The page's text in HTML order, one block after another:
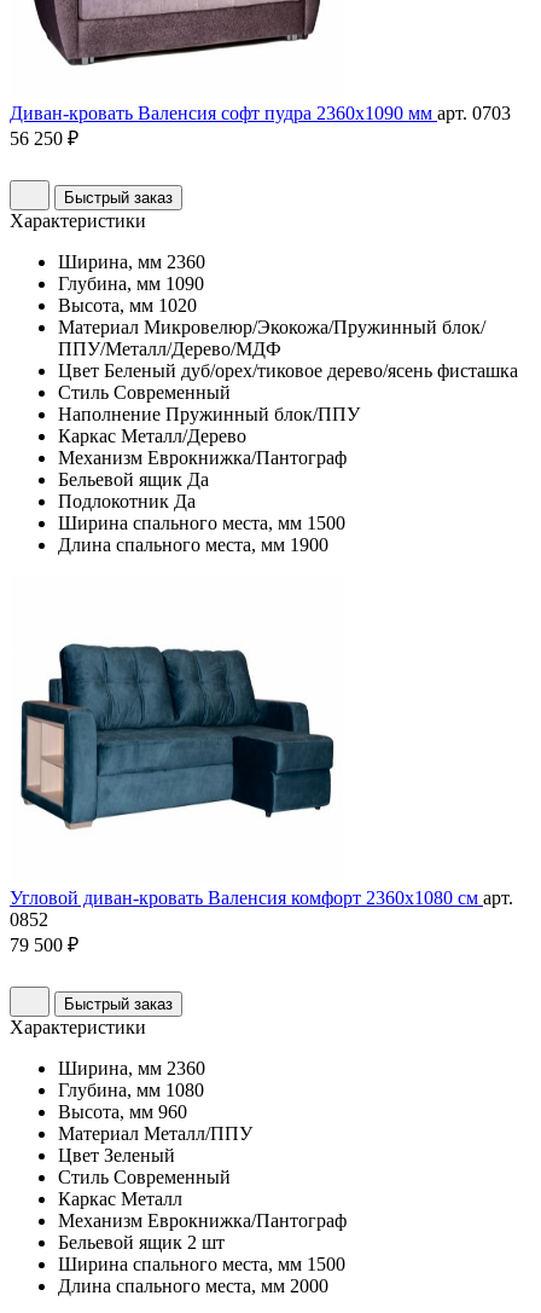
Диван-кровать Валенсия софт пудра 2360х1090 мм арт. 0703
56 250 ₽
Быстрый заказ
Характеристики
Ширина, мм 2360
Глубина, мм 1090
Высота, мм 1020
Материал Микровелюр/Экокожа/Пружинный блок/
ППУ/Металл/Дерево/МДФ
Цвет Беленый дуб/орех/тиковое дерево/ясень фисташка
Стиль Современный
Наполнение Пружинный блок/ППУ
Каркас Металл/Дерево
Механизм Еврокнижка/Пантограф
Бельевой ящик Да
Подлокотник Да
Ширина спального места, мм 1500
Длина спального места, мм 1900
Угловой диван-кровать Валенсия комфорт 2360х1080 см арт.
0852
79 500 ₽
Быстрый заказ
Характеристики
Ширина, мм 2360
Глубина, мм 1080
Высота, мм 960
Материал Металл/ППУ
Цвет Зеленый
Стиль Современный
Каркас Металл
Механизм Еврокнижка/Пантограф
Бельевой ящик 2 шт
Ширина спального места, мм 1500
Длина спального места, мм 2000